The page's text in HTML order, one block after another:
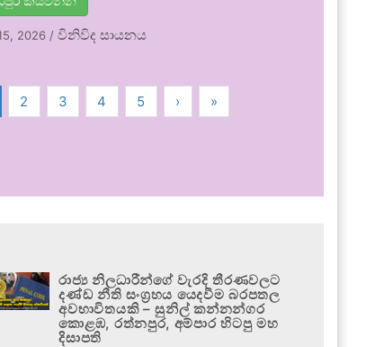
2026 /විනිවිද සායනය
2 3 4 5 › »
රාජ්‍ය නිලධාරීන්ගේ වැරදි තීරණවලට
දණ්ඩ නීති සංග්‍රහය යෙදවීම බරපතල
අවභාවිතයකි – සුනිල් කන්නන්ගර
කොළඹ, රත්නපුර, අම්පාර හිටපු මහ
දිසාපති